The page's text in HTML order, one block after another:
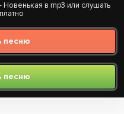
в mp3 или слушать
песню
песню